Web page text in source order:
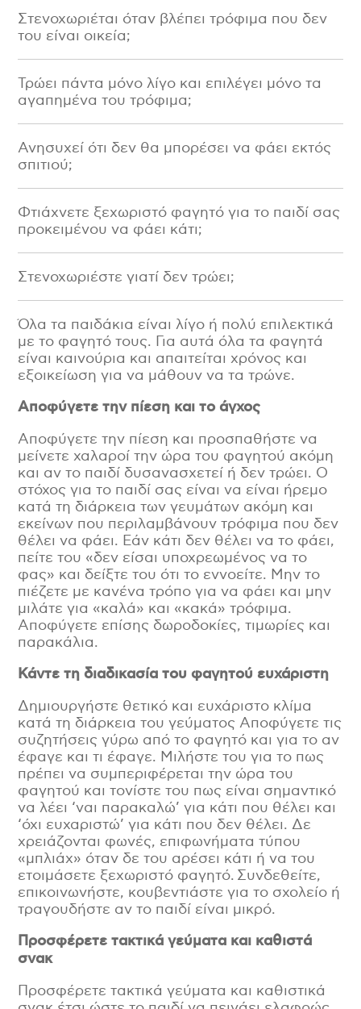
Στενοχωριέται όταν βλέπει τρόφιμα που δεν
του είναι οικεία;
Τρώει πάντα μόνο λίγο και επιλέγει μόνο τα
αγαπημένα του τρόφιμα;
Ανησυχεί ότι δεν θα μπορέσει να φάει εκτός
σπιτιού;
Φτιάχνετε ξεχωριστό φαγητό για το παιδί σας
προκειμένου να φάει κάτι;
Στενοχωριέστε γιατί δεν τρώει;
Όλα τα παιδάκια είναι λίγο ή πολύ επιλεκτικά
με το φαγητό τους. Για αυτά όλα τα φαγητά
είναι καινούρια και απαιτείται χρόνος και
εξοικείωση για να μάθουν να τα τρώνε.
Αποφύγετε την πίεση και το άγχος
Αποφύγετε την πίεση και προσπαθήστε να
μείνετε χαλαροί την ώρα του φαγητού ακόμη
και αν το παιδί δυσανασχετεί ή δεν τρώει. Ο
στόχος για το παιδί σας είναι να είναι ήρεμο
κατά τη διάρκεια των γευμάτων ακόμη και
εκείνων που περιλαμβάνουν τρόφιμα που δεν
θέλει να φάει. Εάν κάτι δεν θέλει να το φάει,
πείτε του «δεν είσαι υποχρεωμένος να το
φας» και δείξτε του ότι το εννοείτε. Μην το
πιέζετε με κανένα τρόπο για να φάει και μην
μιλάτε για «καλά» και «κακά» τρόφιμα.
Αποφύγετε επίσης δωροδοκίες, τιμωρίες και
παρακάλια.
Κάντε τη διαδικασία του φαγητού ευχάριστη
Δημιουργήστε θετικό και ευχάριστο κλίμα
κατά τη διάρκεια του γεύματος Αποφύγετε τις
συζητήσεις γύρω από το φαγητό και για το αν
έφαγε και τι έφαγε. Μιλήστε του για το πως
πρέπει να συμπεριφέρεται την ώρα του
φαγητού και τονίστε του πως είναι σημαντικό
να λέει ‘ναι παρακαλώ’ για κάτι που θέλει και
‘όχι ευχαριστώ’ για κάτι που δεν θέλει. Δε
χρειάζονται φωνές, επιφωνήματα τύπου
«μπλιάχ» όταν δε του αρέσει κάτι ή να του
ετοιμάσετε ξεχωριστό φαγητό. Συνδεθείτε,
επικοινωνήστε, κουβεντιάστε για το σχολείο ή
τραγουδήστε αν το παιδί είναι μικρό.
Προσφέρετε τακτικά γεύματα και καθιστά
σνακ
Προσφέρετε τακτικά γεύματα και καθιστικά
Είμαι:*
Εκπαιδευτικός
Φίλος του Μαθαίνω Διατροφή
συμφωνείτε με τους Όρους Χρήσης της